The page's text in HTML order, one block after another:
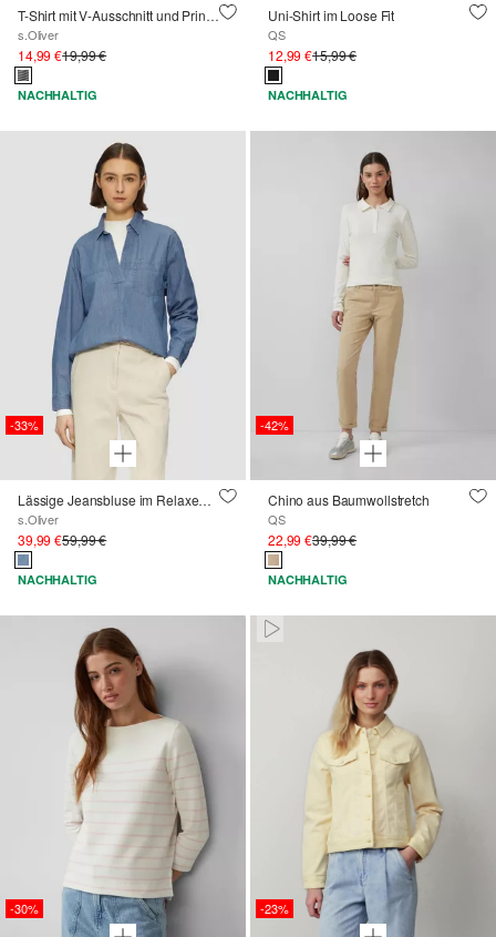
T-Shirt mit V-Ausschnitt und Print-Detail
s.Oliver
14,99 €19,99 €
NACHHALTIG
Uni-Shirt im Loose Fit
QS
12,99 €15,99 €
NACHHALTIG
-33%
Lässige Jeansbluse im Relaxed Fit
s.Oliver
39,99 €59,99 €
NACHHALTIG
-42%
Chino aus Baumwollstretch
QS
22,99 €39,99 €
NACHHALTIG
-30%
Pausiert • Stumm
-23%